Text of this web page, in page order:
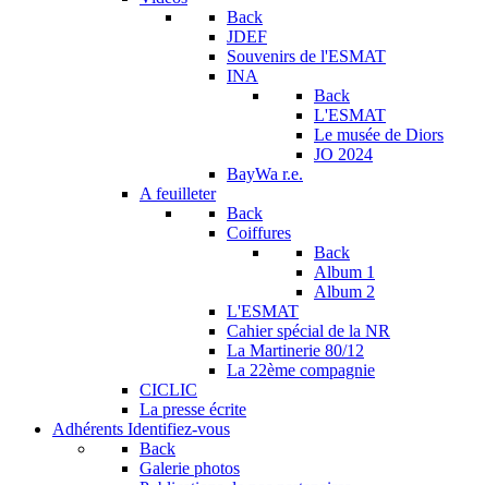
Back
JDEF
Souvenirs de l'ESMAT
INA
Back
L'ESMAT
Le musée de Diors
JO 2024
BayWa r.e.
A feuilleter
Back
Coiffures
Back
Album 1
Album 2
L'ESMAT
Cahier spécial de la NR
La Martinerie 80/12
La 22ème compagnie
CICLIC
La presse écrite
Adhérents Identifiez-vous
Back
Galerie photos